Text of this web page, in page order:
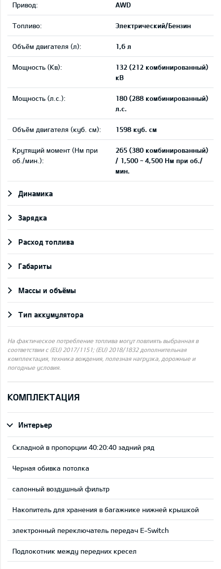
Привод: AWD
Tопливо: Электрический/Бензин
Объём двигателя (л): 1,6 л
Мощность (Кв):
132 (212 комбинированный)
кВ
Мощность (л.с.):
180 (288 комбинированный)
л.с.
Объём двигателя (куб. см): 1598 куб. см
Крутящий момент (Нм при
об./мин.):
265 (380 комбинированный)
/ 1,500 ~ 4,500 Нм при об./
мин.
Динамика
Зарядка
Pасход топлива
Габариты
Массы и объёмы
Тип аккумулятора
На фактическое потребление топлива могут повлиять выбранная в
соответствии с (EU) 2017/1151; (EU) 2018/1832 дополнительная
комплектация, техника вождения, полезная нагрузка, дорожные и
погодные условия.
КОМПЛЕКТАЦИЯ
Интерьер
Складной в пропорции 40:20:40 задний ряд
Черная обивка потолка
салонный воздушный фильтр
Накопитель для хранения в багажнике нижней крышкой
электронный переключатель передач E-Switch
Подлокотник между передних кресел